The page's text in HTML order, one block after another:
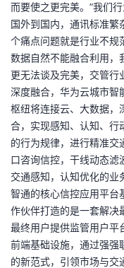
而要使之更完美。”我们
国外到国内，通讯标准繁
个痛点问题就是行业不规
数据自然不能融合利用，
更无法谈及完美，交管行
深度融合，华为云城市智
枢纽将连接云、大数据，
合，实现感知、认知、行
的行为规律，进行精准交
口咨询信控，干线动态滤
交通感知，认知优化的业
智通的核心信控应用平台
作伙伴打造的是一套解决
最终用户提供监管用户平
前端基础设施，通过强强
的新范式，引领市场与交